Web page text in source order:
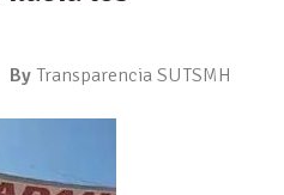
By Transparencia SUTSMH